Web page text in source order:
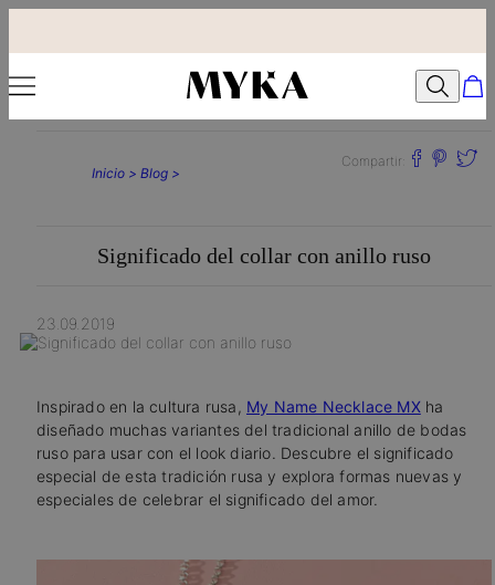
Inicio > Blog >
Compartir:
Significado del collar con anillo ruso
23.09.2019
Inspirado en la cultura rusa, My Name Necklace MXha
diseñado muchas variantes del tradicional anillo de bodas
ruso para usar con el look diario. Descubre el significado
especial de esta tradición rusa y explora formas nuevas y
especiales de celebrar el significado del amor.